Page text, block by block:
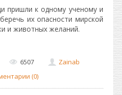
пришли к одному ученому и
их опасности мирской
и животных желаний.
6507
Zainab
(0)